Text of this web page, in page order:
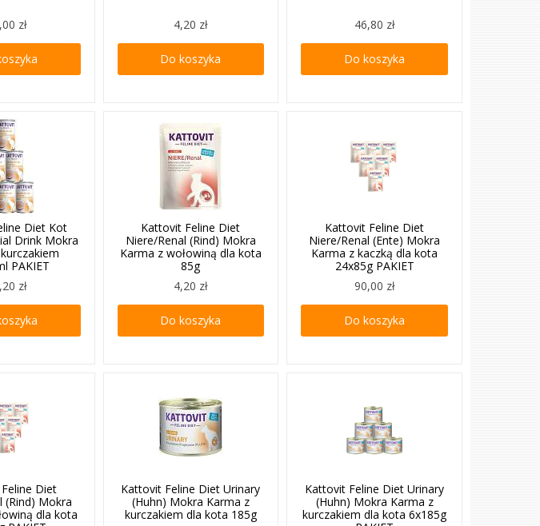
zł 4,20 zł
Do koszyka
46,80 zł
Do koszyka
Diet Kot
Drink Mokra
PAKIET
zł
Kattovit Feline Diet
Niere/Renal (Rind) Mokra
Karma z wołowiną dla kota
85g
4,20 zł
Do koszyka
Kattovit Feline Diet
Niere/Renal (Ente) Mokra
Karma z kaczką dla kota
24x85g PAKIET
90,00 zł
Do koszyka
Diet
(Rind) Mokra
dla kota
Kattovit Feline Diet Urinary
(Huhn) Mokra Karma z
kurczakiem dla kota 185g
Kattovit Feline Diet Urinary
(Huhn) Mokra Karma z
kurczakiem dla kota 6x185g